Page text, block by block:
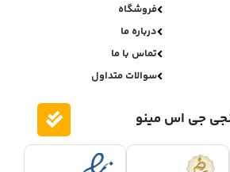
فروشگاه
درباره ما
تماس با ما
سوالات متداول
جی اس مینو